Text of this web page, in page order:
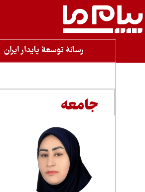
رسانۀ توسعۀ پایدار ایران
جامعه